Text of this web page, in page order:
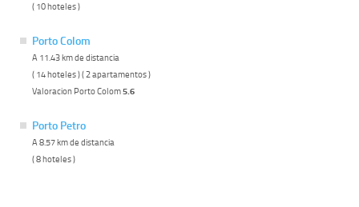
( 10 hoteles )
Porto Colom
A 11.43 km de distancia
( 14 hoteles ) ( 2 apartamentos )
Valoracion Porto Colom5.6
Porto Petro
A 8.57 km de distancia
( 8 hoteles )